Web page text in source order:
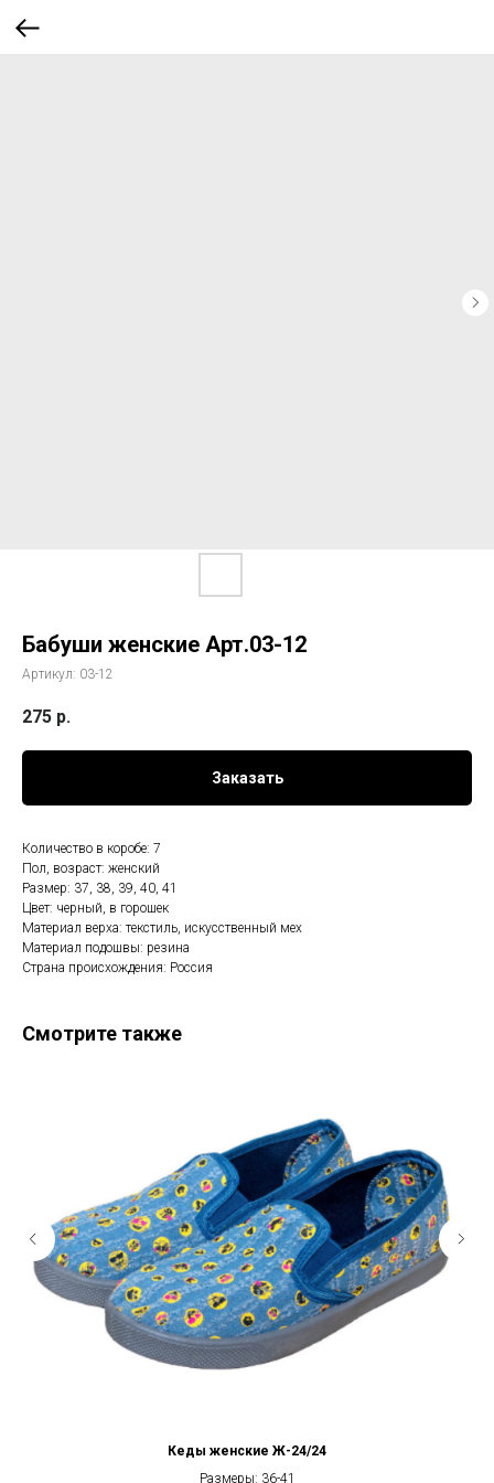
Бабуши женские Арт.03-12
Артикул: 03-12
275 р.
Заказать
Количество в коробе: 7
Пол, возраст: женский
Размер: 37, 38, 39, 40, 41
Цвет: черный, в горошек
Материал верха: текстиль, искусственный мех
Материал подошвы: резина
Страна происхождения: Россия
Смотрите также
Кеды женские Ж-24/24
Размеры: 36-41